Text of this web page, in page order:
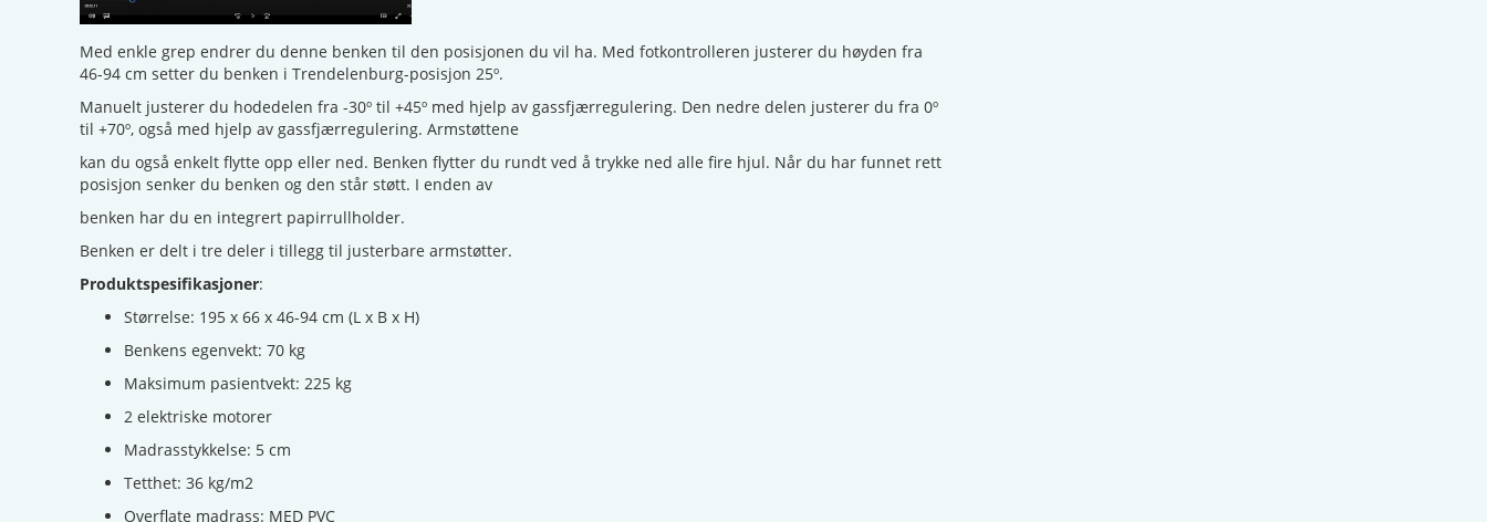
Med enkle grep endrer du denne benken til den posisjonen du vil ha. Med fotkontrolleren justerer du høyden fra
46-94 cm setter du benken i Trendelenburg-posisjon 25º.
Manuelt justerer du hodedelen fra -30º til +45º med hjelp av gassfjærregulering. Den nedre delen justerer du fra 0º
til +70º, også med hjelp av gassfjærregulering. Armstøttene
kan du også enkelt flytte opp eller ned. Benken flytter du rundt ved å trykke ned alle fire hjul. Når du har funnet rett
posisjon senker du benken og den står støtt. I enden av
benken har du en integrert papirrullholder.
Benken er delt i tre deler i tillegg til justerbare armstøtter.
Produktspesifikasjoner:
Størrelse: 195 x 66 x 46-94 cm (L x B x H)
Benkens egenvekt: 70 kg
Maksimum pasientvekt: 225 kg
2 elektriske motorer
Madrasstykkelse: 5 cm
Tetthet: 36 kg/m2
Overflate madrass: MED PVC